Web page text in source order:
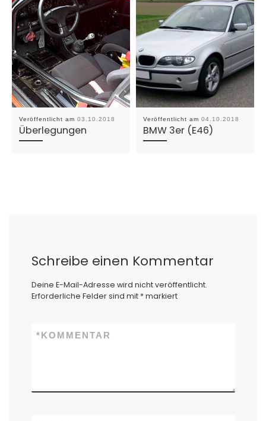
Veröffentlicht am 03.10.2018
Überlegungen
Veröffentlicht am 04.10.2018
BMW 3er (E46)
Schreibe einen Kommentar
Deine E-Mail-Adresse wird nicht veröffentlicht.
Erforderliche Felder sind mit * markiert
KOMMENTAR
*